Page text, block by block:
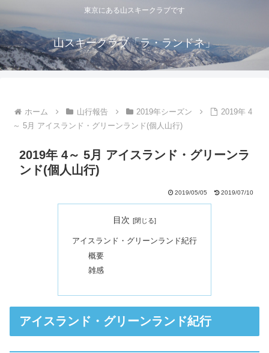
東京にある山スキークラブです
山スキークラブ「ラ・ランドネ」
ホーム 山行報告 2019年シーズン
2019年 4
～ 5月 アイスランド・グリーンランド(個人山行)
2019年 4～ 5月 アイスランド・グリーンラ
ンド(個人山行)
2019/05/05 2019/07/10
目次
アイスランド・グリーンランド紀行
概要
雑感
アイスランド・グリーンランド紀行